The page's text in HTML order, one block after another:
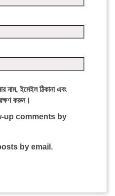
নাম, ইমেইল ঠিকানা এবং
করুন।
up comments by
by email.